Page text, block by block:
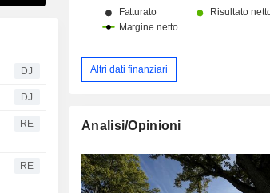
DJ
DJ
RE
RE
Altri dati finanziari
Analisi/Opinioni